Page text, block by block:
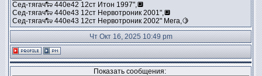
Сед-тягач🐑 440е42 12ст Итон 1997",🔲
Сед-тягач🐑 440е43 12ст Нервотроник 2001",🔲
Сед-тягач🐑 440е43 12ст Нервотроник 2002" Мега,🍋
Чт Окт 16, 2025 10:49 pm
Показать сообщения: